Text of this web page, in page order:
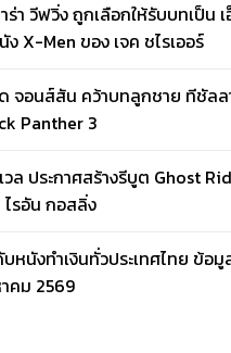
ร่า วีฟวิ่ง ถูกเลือกให้รับบทเป็น
ง X-Men ของ เจค ชไรเออร์
จอนส์สัน คว้าบทลูกชาย ทีชัลล
Panther 3
วล ประกาศสร้างรีบูต Ghost
ไรอัน กอสลิ่ง
หนังทำเงินทั่วประเทศไทย ข้อ
คม 2569